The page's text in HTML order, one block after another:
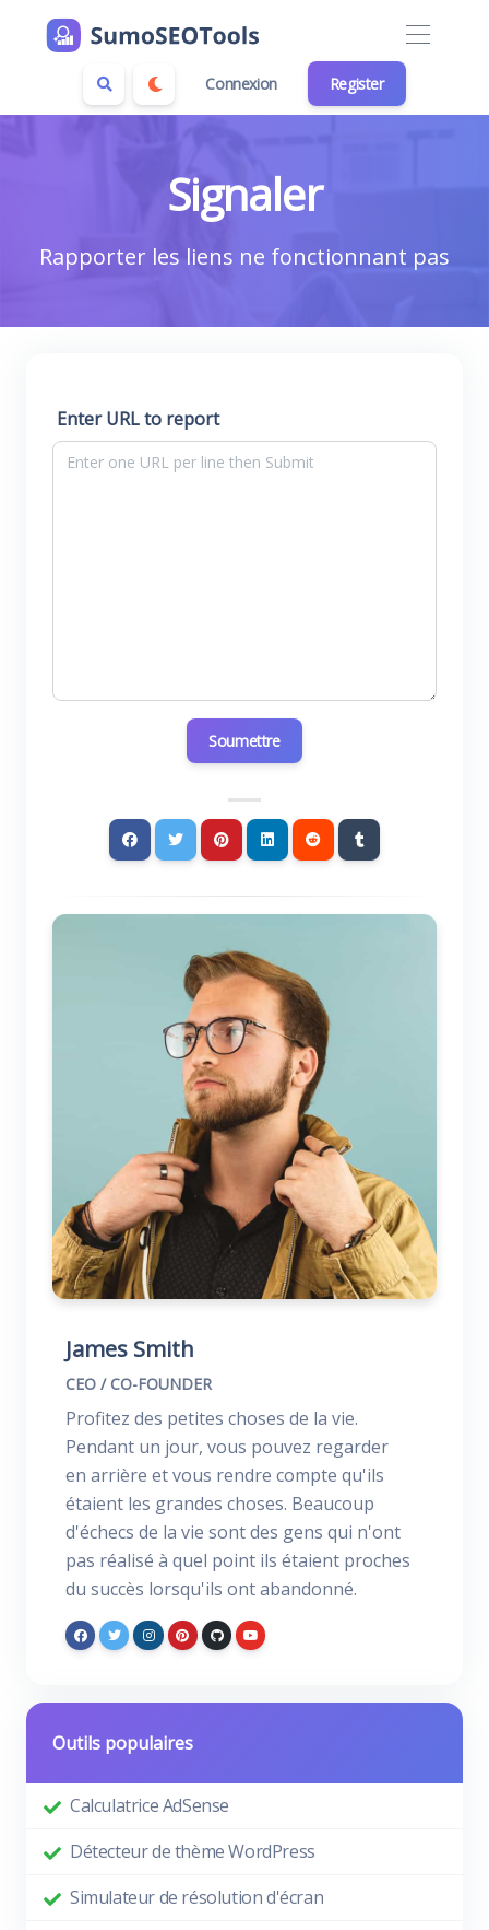
Connexion Register
Signaler
Rapporter les liens ne fonctionnant pas
Enter URL to report
Soumettre
James Smith
CEO / CO-FOUNDER
Profitez des petites choses de la vie.
Pendant un jour, vous pouvez regarder
en arrière et vous rendre compte qu'ils
étaient les grandes choses. Beaucoup
d'échecs de la vie sont des gens qui n'ont
pas réalisé à quel point ils étaient proches
du succès lorsqu'ils ont abandonné.
Outils populaires
Calculatrice AdSense
Détecteur de thème WordPress
Simulateur de résolution d'écran